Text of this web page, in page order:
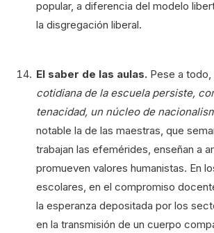
popular, a diferencia del modelo
la disgregación liberal.
El saber de las aulas. Pese a todo,
cotidiana de la escuela persiste,
tenacidad, un núcleo de
notable la de las maestras, que
trabajan las efemérides, enseñan a
promueven valores humanistas. En
escolares, en el compromiso
la esperanza depositada por los
en la transmisión de un cuerpo